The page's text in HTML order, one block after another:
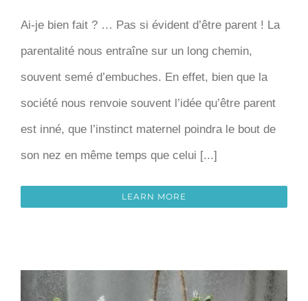
Ai-je bien fait ? … Pas si évident d’être parent ! La
parentalité nous entraîne sur un long chemin,
souvent semé d’embuches. En effet, bien que la
société nous renvoie souvent l’idée qu’être parent
est inné, que l’instinct maternel poindra le bout de
son nez en même temps que celui [...]
LEARN MORE